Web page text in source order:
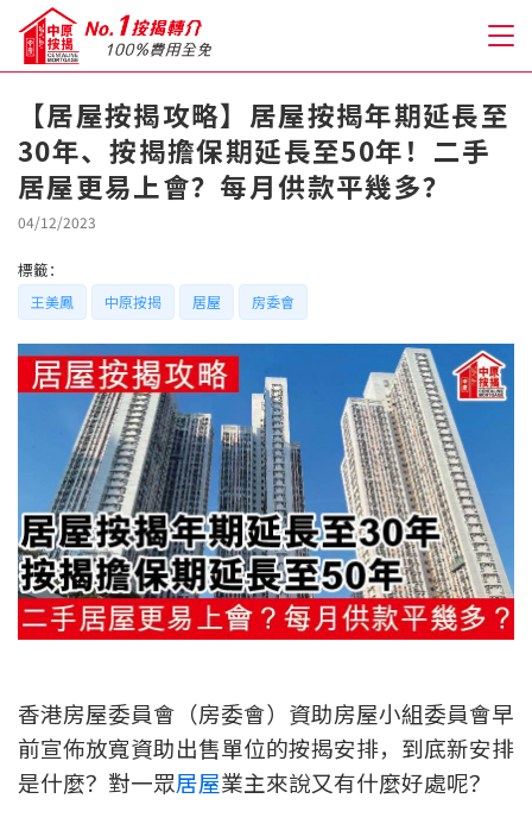
關於我們
格到至抵按揭
人才房貸・開戶優惠
免費開戶轉介服務
私人貸款
優惠禮遇
新盤優越按揭優惠
中原按揭標籤優惠
按揭工具
按揭計算
【居屋按揭攻略】居屋按揭年期延長至
30年、按揭擔保期延長至50年！二手
居屋更易上會？每月供款平幾多？
04/12/2023
標籤：
王美鳳 中原按揭 居屋 房委會
香港房屋委員會（房委會）資助房屋小組委員會早
前宣佈放寬資助出售單位的按揭安排，到底新安排
是什麼？對一眾居屋業主來說又有什麼好處呢？